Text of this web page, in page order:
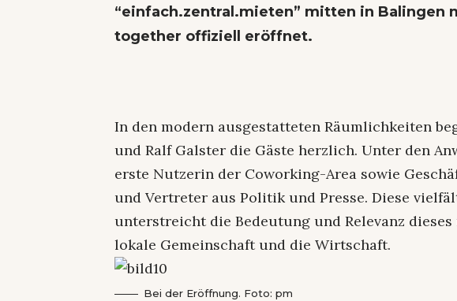
“einfach.zentral.mieten” mitten in Balingen
together offiziell eröffnet.
In den modern ausgestatteten Räumlichkeiten
und Ralf Galster die Gäste herzlich. Unter den
erste Nutzerin der Coworking-Area sowie
und Vertreter aus Politik und Presse. Diese
unterstreicht die Bedeutung und Relevanz
lokale Gemeinschaft und die Wirtschaft.
Bei der Eröffnung. Foto: pm